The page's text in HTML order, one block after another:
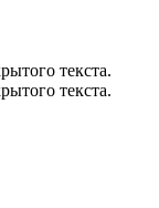
текста.
текста.